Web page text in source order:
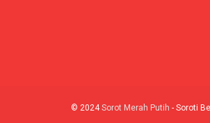
© 2024Sorot Merah Putih - Soroti